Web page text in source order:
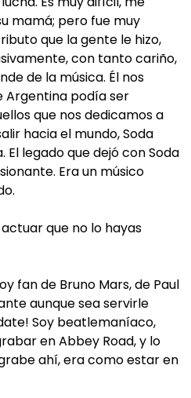
mamá; pero fue muy
que la gente le hizo,
con tanto cariño,
de la música. Él nos
Argentina podía ser
que nos dedicamos a
hacia el mundo, Soda
legado que dejó con Soda
Era un músico
que no lo hayas
fan de Bruno Mars, de Paul
aunque sea servirle
Soy beatlemaníaco,
en Abbey Road, y lo
ahí, era como estar en